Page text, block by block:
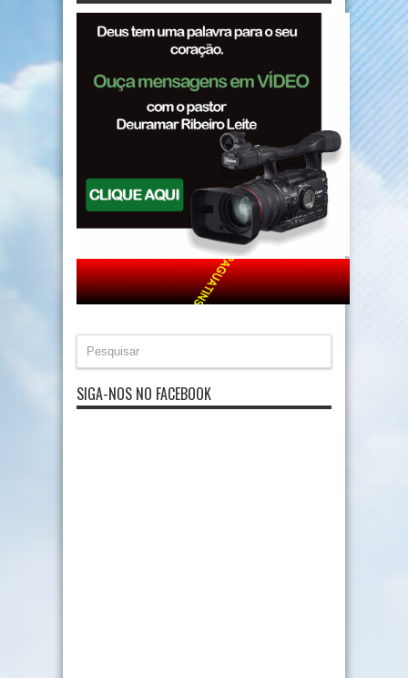
SIGA-NOS NO FACEBOOK